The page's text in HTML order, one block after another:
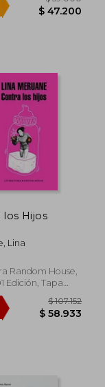
20%
dcto.
los Hijos
Lina
Random House,
Edición, Tapa